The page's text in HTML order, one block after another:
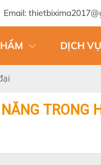
Email:
DỊCH VỤ
TRONG